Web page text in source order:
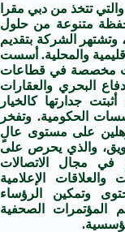
والتي تتخذ من دبي مقرا
متنوعة من حلول
وتشتهر الشركة بتقديم
والمحلية. أسست
في عام 2013، ممارسات مخصصة في قطاعات
البحري والعقارات
جدارتها كالخيار
الحكومية. وتفخر
على مستوى عالٍ
والذي يحرص على
في مجال الاتصالات
الإعلامية
وتمكين الرؤساء
المؤتمرات الصحفية